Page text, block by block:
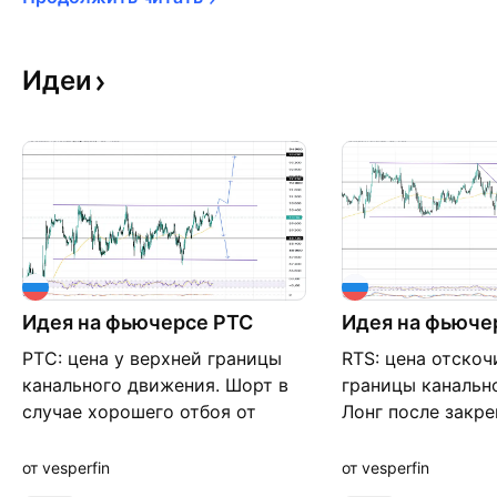
Идеи
Идея на фьючерсе РТС
РТС: цена у верхней границы
канального движения. Шорт в
случае хорошего отбоя от
граница канала. Для лонга
от vesperfin
Идея на
RTS: цена
границы
Лонг после
канала, от
от vesperfin